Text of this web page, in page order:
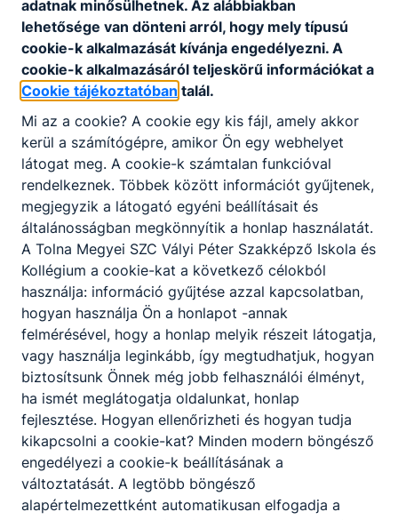
KOMPETENCIAELVÁRÁS
Kiváló kommunikációs készség, jó
problémamegoldó képesség, állóképesség, nagy
terhelhetőség, jó stressztűrő képesség, empátia,
szervezőkészség, együttműködő képesség.
A SZAKKÉPZETTSÉGGEL RENDELKEZŐ
elvégzi az üzemeltetéssel kapcsolatos
teendőket;
ﬁgyelemmel kíséri az árukészletet, részt
vesz az áru szakszerű minőségi és
mennyiségi átvételében, tárolásában és
dokumentálásában;
ismerteti a választékot, ételeket ajánl az
allergének ﬁgyelembevételével, italokat
ajánl, azokat párosítja a vendég által
megrendelt ételekhez;
felveszi a rendelést;
felszolgál, a különböző felszolgálási
rendszerek és az egység igényeinek
ﬁgyelembevételével előkészíti a
felszolgáláshoz szükséges eszközöket,
adatnak minősülhetnek. Az alábbiakban
lehetősége van dönteni arról, hogy mely típusú
cookie-k alkalmazását kívánja engedélyezni. A
cookie-k alkalmazásáról teljeskörű információkat a
Cookie tájékoztatóban talál.
Mi az a cookie? A cookie egy kis fájl, amely akkor
kerül a számítógépre, amikor Ön egy webhelyet
látogat meg. A cookie-k számtalan funkcióval
rendelkeznek. Többek között információt gyűjtenek,
megjegyzik a látogató egyéni beállításait és
általánosságban megkönnyítik a honlap használatát.
A Tolna Megyei SZC Vályi Péter Szakképző Iskola és
Kollégium a cookie-kat a következő célokból
használja: információ gyűjtése azzal kapcsolatban,
hogyan használja Ön a honlapot -annak
felmérésével, hogy a honlap melyik részeit látogatja,
vagy használja leginkább, így megtudhatjuk, hogyan
biztosítsunk Önnek még jobb felhasználói élményt,
ha ismét meglátogatja oldalunkat, honlap
fejlesztése. Hogyan ellenőrizheti és hogyan tudja
kikapcsolni a cookie-kat? Minden modern böngésző
engedélyezi a cookie-k beállításának a
változtatását. A legtöbb böngésző
alapértelmezettként automatikusan elfogadja a